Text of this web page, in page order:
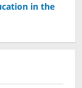
in the